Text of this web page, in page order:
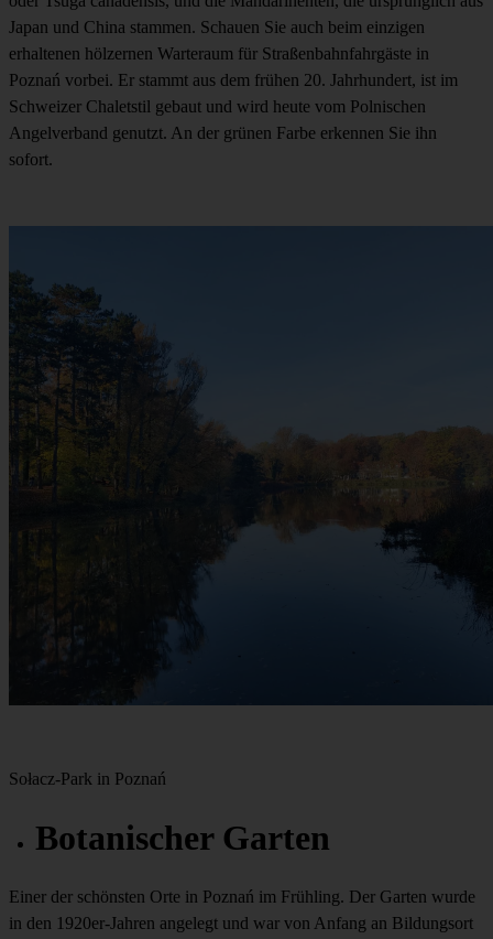
Japan und China stammen. Schauen Sie auch beim einzigen
erhaltenen hölzernen Warteraum für Straßenbahnfahrgäste in
Poznań vorbei. Er stammt aus dem frühen 20. Jahrhundert, ist im
Schweizer Chaletstil gebaut und wird heute vom Polnischen
Angelverband genutzt. An der grünen Farbe erkennen Sie ihn
sofort.
Sołacz-Park in Poznań
Botanischer Garten
Einer der schönsten Orte in Poznań im Frühling. Der Garten wurde
in den 1920er-Jahren angelegt und war von Anfang an Bildungsort